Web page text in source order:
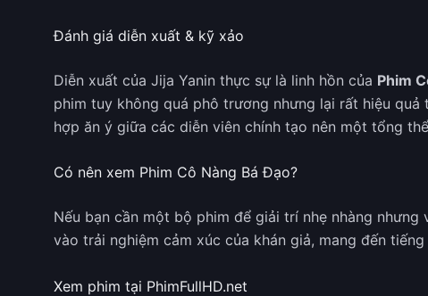
Đánh giá diễn xuất & kỹ xảo
Diễn xuất của Jija Yanin thực sự là linh hồn của Phim
phim tuy không quá phô trương nhưng lại rất hiệu
hợp ăn ý giữa các diễn viên chính tạo nên một tổng
Có nên xem Phim Cô Nàng Bá Đạo?
Nếu bạn cần một bộ phim để giải trí nhẹ nhàng
vào trải nghiệm cảm xúc của khán giả, mang đến
Xem phim tại PhimFullHD.net